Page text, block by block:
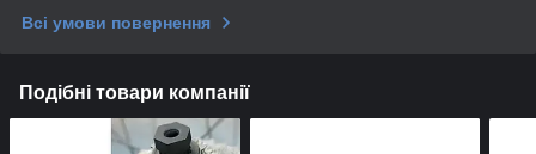
Всі умови повернення
Подібні товари компанії